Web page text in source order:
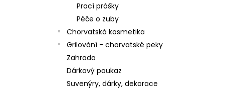
Prací prášky
Péče o zuby
Chorvatská kosmetika
Grilování - chorvatské peky
Zahrada
Dárkový poukaz
Suvenýry, dárky, dekorace